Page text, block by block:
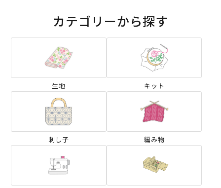
カテゴリーから探す
生地 キット
刺し子 編み物